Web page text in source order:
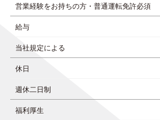
営業経験をお持ちの方・普通運転免許必須
給与
当社規定による
休日
週休二日制
福利厚生